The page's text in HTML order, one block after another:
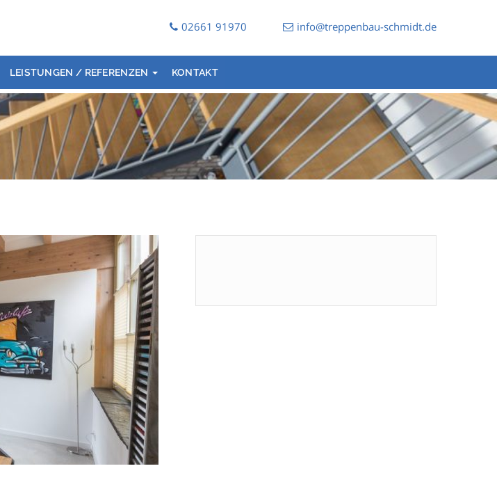
02661 91970 info@treppenbau-schmidt.de
LEISTUNGEN / REFERENZEN KONTAKT